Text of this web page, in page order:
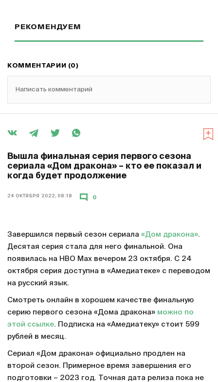
РЕКОМЕНДУЕМ
КОММЕНТАРИИ (0)
Написать комментарий
Вышла финальная серия первого сезона
сериала «Дом дракона» – кто ее показал и
когда будет продолжение
24 ОКТЯБРЯ 2022, 08:18 0
Завершился первый сезон сериала «Дом дракона».
Десятая серия стала для него финальной. Она
появилась на HBO Max вечером 23 октября. С 24
октября серия доступна в «Амедиатеке» с переводом
на русский язык.
Смотреть онлайн в хорошем качестве финальную
серию первого сезона «Дома дракона» можно по
этой ссылке. Подписка на «Амедиатеку» стоит 599
рублей в месяц.
Сериал «Дом дракона» официально продлен на
второй сезон. Примерное время завершения его
подготовки – 2023 год. Точная дата релиза пока не